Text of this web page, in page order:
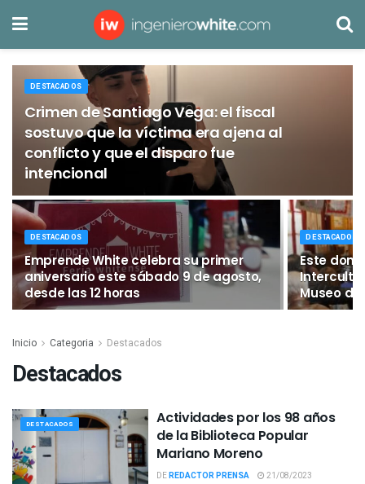
DESTACADOS
Crimen de Santiago Vega: el fiscal
sostuvo que la víctima era ajena al
conflicto y que el disparo fue
intencional
DESTACADOS
Emprende White celebra su primer
aniversario este sábado 9 de agosto,
desde las 12 horas
DESTACADOS
Este
Museo
Inicio Categoria Destacados
Destacados
DESTACADOS
Actividades por los 98 años
de la Biblioteca Popular
Mariano Moreno
DEREDACTOR PRENSA 21/08/2023